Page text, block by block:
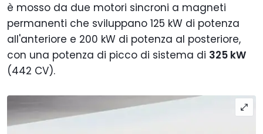
è mosso da due motori sincroni a magneti
permanenti che sviluppano 125 kW di potenza
all'anteriore e 200 kW di potenza al posteriore,
con una potenza di picco di sistema di 325 kW
(442 CV).